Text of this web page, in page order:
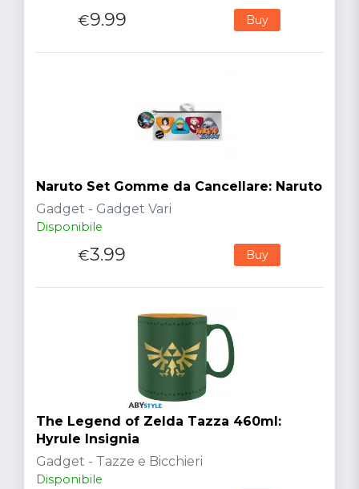
€9.99 Buy
Naruto Set Gomme da Cancellare: Naruto
Gadget - Gadget Vari
Disponibile
€3.99 Buy
The Legend of Zelda Tazza 460ml:
Hyrule Insignia
Gadget - Tazze e Bicchieri
Disponibile